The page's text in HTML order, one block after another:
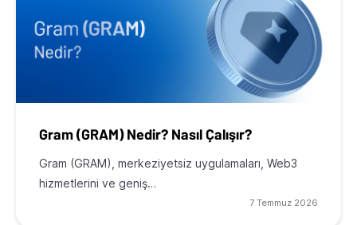
Gram (GRAM) Nedir? Nasıl Çalışır?
Gram (GRAM), merkeziyetsiz uygulamaları, Web3
hizmetlerini ve geniş…
7 Temmuz 2026